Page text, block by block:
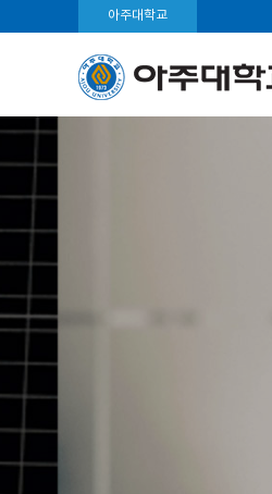
아주대학교